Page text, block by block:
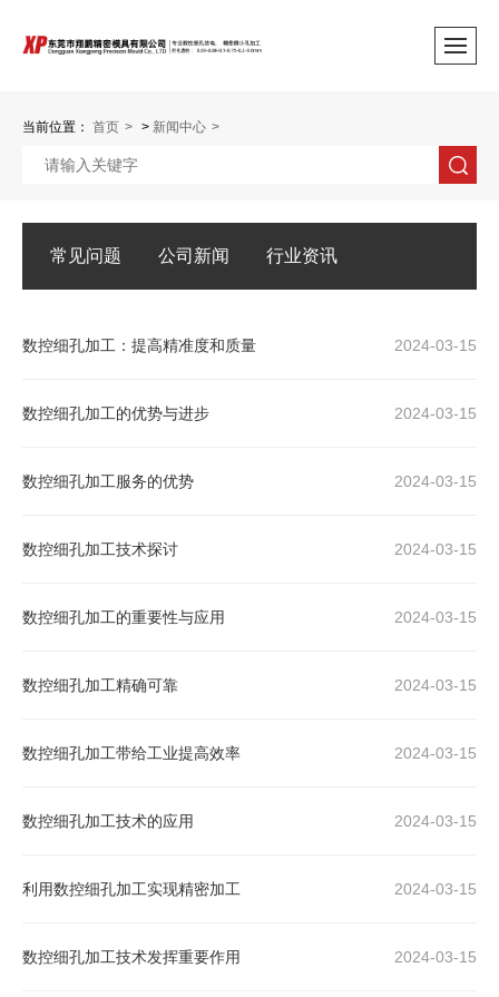
当前位置： 首页 > 新闻中心
常见问题 公司新闻 行业资讯
2024-03-15
数控细孔加工：提高精准度和质量
2024-03-15
数控细孔加工的优势与进步
2024-03-15
数控细孔加工服务的优势
2024-03-15
数控细孔加工技术探讨
2024-03-15
数控细孔加工的重要性与应用
2024-03-15
数控细孔加工精确可靠
2024-03-15
数控细孔加工带给工业提高效率
2024-03-15
数控细孔加工技术的应用
2024-03-15
利用数控细孔加工实现精密加工
2024-03-15
数控细孔加工技术发挥重要作用